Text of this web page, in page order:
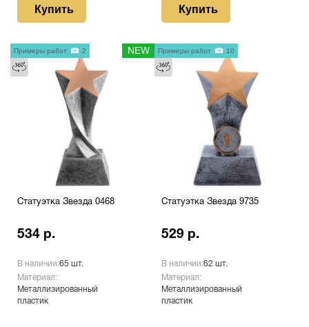
Купить Купить
Статуэтка Звезда 0468
534 р.
В наличии:65 шт.
Материал:
Металлизированный
пластик
NEW
Примеры работ 2
Статуэтка Звезда 9735
529 р.
В наличии:62 шт.
Материал:
Металлизированный
пластик
Примеры работ 10